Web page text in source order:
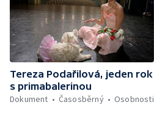
Tereza Podařilová, jeden rok
s primabalerinou
Dokument
Časosběrný Osobnosti